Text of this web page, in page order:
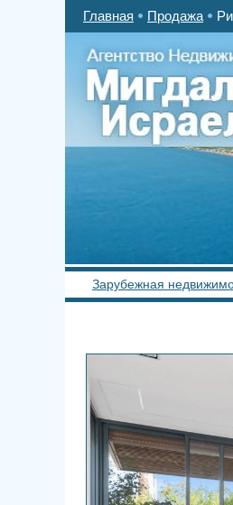
Главная Продажа
Зарубежная